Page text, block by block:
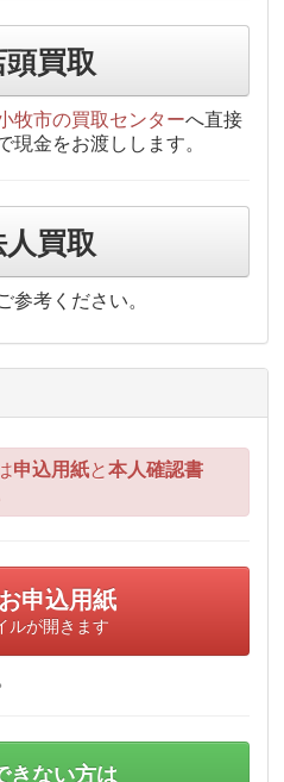
買取
牧市の買取センターへ直接
現金をお渡しします。
買取
参考ください。
申込用紙と本人確認書
申込用紙
ルが開きます
ない方は